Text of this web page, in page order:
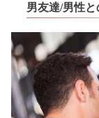
男友達/男性と